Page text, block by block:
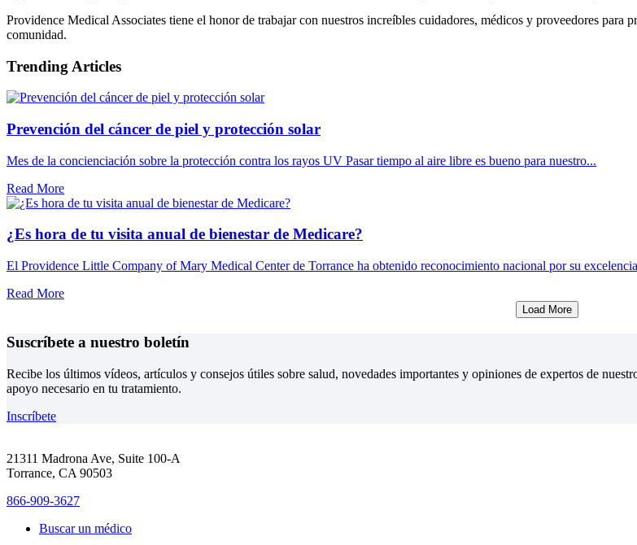
Providence Medical Associates tiene el honor de trabajar con nuestros increíbles cuidadores, médicos y proveedores para
comunidad.
Trending Articles
Prevención del cáncer de piel y protección solar
Mes de la concienciación sobre la protección contra los rayos UV Pasar tiempo al aire libre es bueno para nuestro...
Read More
¿Es hora de tu visita anual de bienestar de Medicare?
El Providence Little Company of Mary Medical Center de Torrance ha obtenido reconocimiento nacional por su
Read More
Load More
Suscríbete a nuestro boletín
Recibe los últimos vídeos, artículos y consejos útiles sobre salud, novedades importantes y opiniones de expertos de
apoyo necesario en tu tratamiento.
Inscríbete
21311 Madrona Ave, Suite 100-A
Torrance, CA 90503
866-909-3627
Buscar un médico